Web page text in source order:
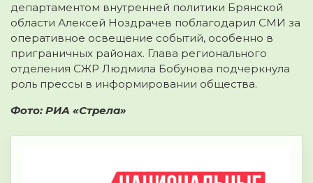
департаментом внутренней политики Брянской
области Алексей Ноздрачев поблагодарил СМИ за
оперативное освещение событий, особенно в
приграничных районах. Глава регионального
отделения СЖР Людмила Бобунова подчеркнула
роль прессы в информировании общества.
Фото: РИА «Стрела»